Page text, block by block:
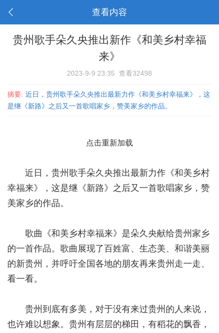
查看内容
贵州歌手朵久央推出新作《和美乡村幸福
来》
2023-9-9 23:35 查看32498
摘要: 近日，贵州歌手朵久央推出最新力作《和美乡村幸福来》，这
是继《新路》之后又一首歌唱家乡，赞美家乡的作品。
点击重新加载
近日，贵州歌手朵久央推出最新力作《和美乡村
幸福来》，这是继《新路》之后又一首歌唱家乡，赞
美家乡的作品。
歌曲《和美乡村幸福来》是朵久央献给贵州家乡
的一首作品。歌曲展现了百姓富、生态美、和谐美丽
的新贵州，并呼吁全国各地的朋友再来贵州走一走、
看一看。
贵州到底有多美，对于没有来过贵州的人来说，
也许难以想象。贵州有层层的梯田，有稻花的飘香，